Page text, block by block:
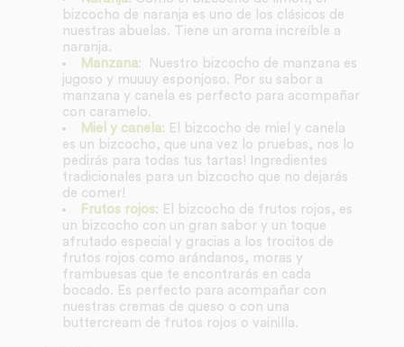
bizcocho de naranja es uno de los clásicos de
nuestras abuelas. Tiene un aroma increíble a
naranja.
Manzana: Nuestro bizcocho de manzana es
jugoso y muuuy esponjoso. Por su sabor a
manzana y canela es perfecto para acompañar
con caramelo.
Miel y canela: El bizcocho de miel y canela
es un bizcocho, que una vez lo pruebas, nos lo
pedirás para todas tus tartas! Ingredientes
tradicionales para un bizcocho que no dejarás
de comer!
Frutos rojos: El bizcocho de frutos rojos, es
un bizcocho con un gran sabor y un toque
afrutado especial y gracias a los trocitos de
frutos rojos como arándanos, moras y
frambuesas que te encontrarás en cada
bocado. Es perfecto para acompañar con
nuestras cremas de queso o con una
buttercream de frutos rojos o vainilla.